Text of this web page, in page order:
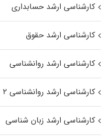
کارشناسی ارشد حسابداری
کارشناسی ارشد حقوق
کارشناسی ارشد روانشناسی
کارشناسی ارشد روانشناسی ۲
کارشناسی ارشد زبان شناسی